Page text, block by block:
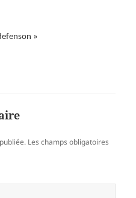
»
Les champs obligatoires